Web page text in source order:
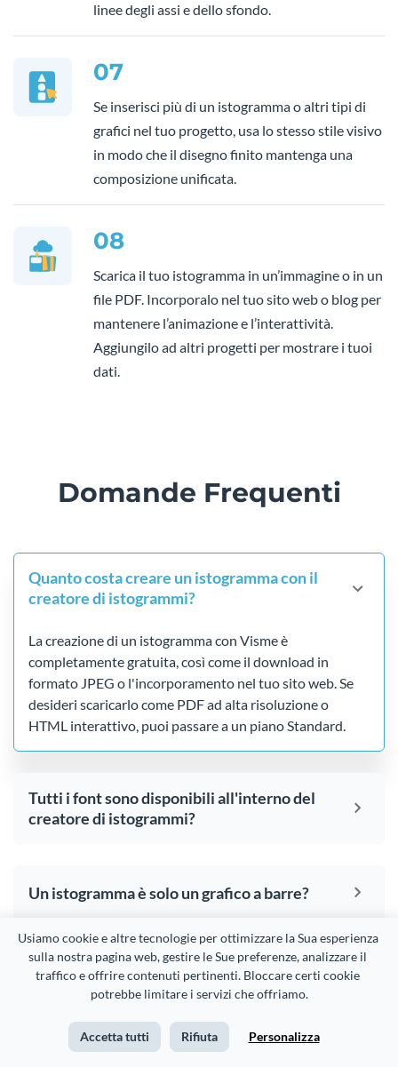
Usiamo cookie e altre tecnologie per ottimizzare la Sua esperienza
sulla nostra pagina web, gestire le Sue preferenze, analizzare il
traffico e offrire contenuti pertinenti. Bloccare certi cookie
potrebbe limitare i servizi che offriamo.
Accetta tutti Rifiuta Personalizza
linee degli assi e dello sfondo.
07
Se inserisci più di un istogramma o altri tipi di
grafici nel tuo progetto, usa lo stesso stile visivo
in modo che il disegno finito mantenga una
composizione unificata.
08
Scarica il tuo istogramma in un’immagine o in un
file PDF. Incorporalo nel tuo sito web o blog per
mantenere l’animazione e l’interattività.
Aggiungilo ad altri progetti per mostrare i tuoi
dati.
Domande Frequenti
Quanto costa creare un istogramma con il
creatore di istogrammi?
La creazione di un istogramma con Visme è
completamente gratuita, così come il download in
formato JPEG o l'incorporamento nel tuo sito web. Se
desideri scaricarlo come PDF ad alta risoluzione o
HTML interattivo, puoi passare a un piano Standard.
Tutti i font sono disponibili all'interno del
creatore di istogrammi?
Un istogramma è solo un grafico a barre?
Posso animare gli istogrammi con il
creatore di istogrammi?